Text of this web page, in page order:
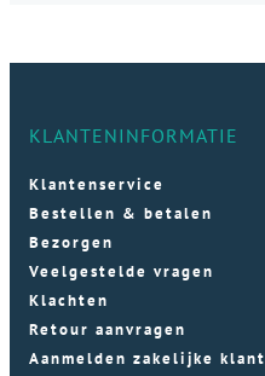
KLANTENINFORMATIE
Klantenservice
Bestellen & betalen
Bezorgen
Veelgestelde vragen
Klachten
Retour aanvragen
Aanmelden zakelijke klant